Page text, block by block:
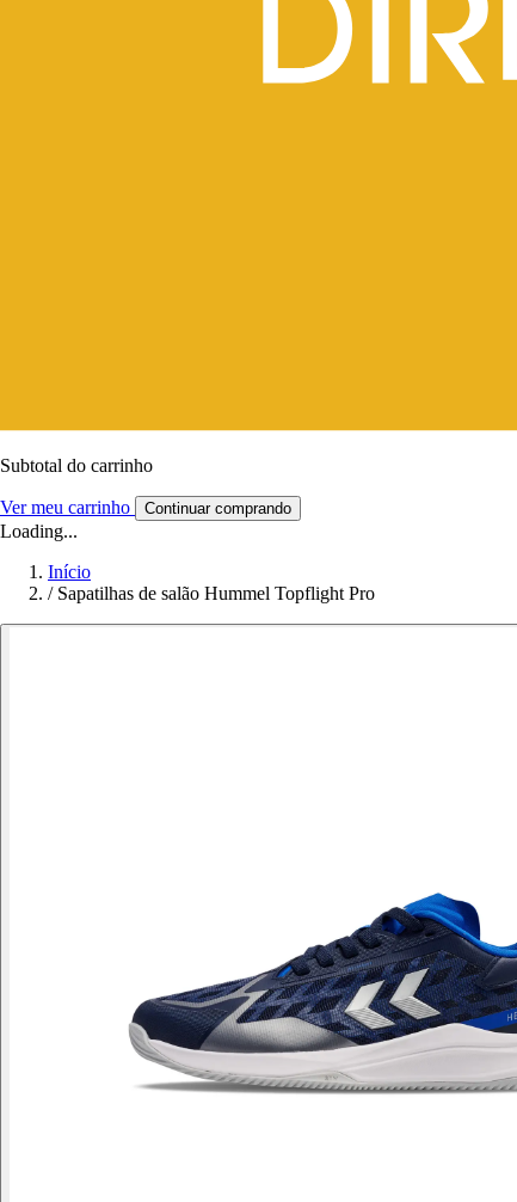
Subtotal do carrinho
Ver meu carrinho Continuar comprando
Loading...
Início
/ Sapatilhas de salão Hummel Topflight Pro